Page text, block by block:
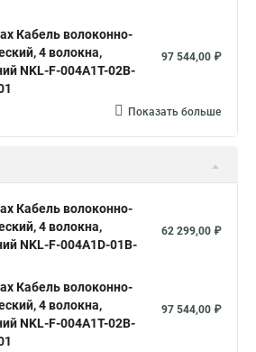
Кабель волоконно-
4 волокна,
NKL-F-004A1T-02B-
97 544,00 ₽
Показать больше
Кабель волоконно-
4 волокна,
NKL-F-004A1D-01B-
62 299,00 ₽
Кабель волоконно-
4 волокна,
NKL-F-004A1T-02B-
97 544,00 ₽